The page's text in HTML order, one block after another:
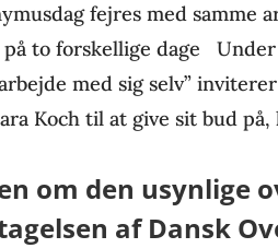
fejres med samme
på to forskellige dage
med sig selv”
Koch til at give sit bud på,
om den usynlige
af Dansk